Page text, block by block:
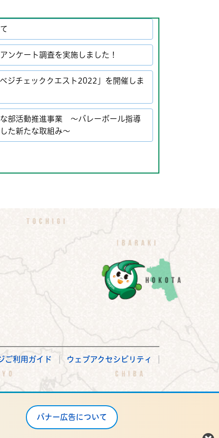
ンケート調査を実施しました！
ジチェッククエスト2022」を開催しま
部活動推進事業 ～バレーボール指導
た新たな取組み～
ご利用ガイド ウェブアクセシビリティ
バナー広告について